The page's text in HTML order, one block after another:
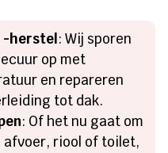
-herstel: Wij sporen
op met
en repareren
tot dak.
: Of het nu gaat om
afvoer, riool of toilet,